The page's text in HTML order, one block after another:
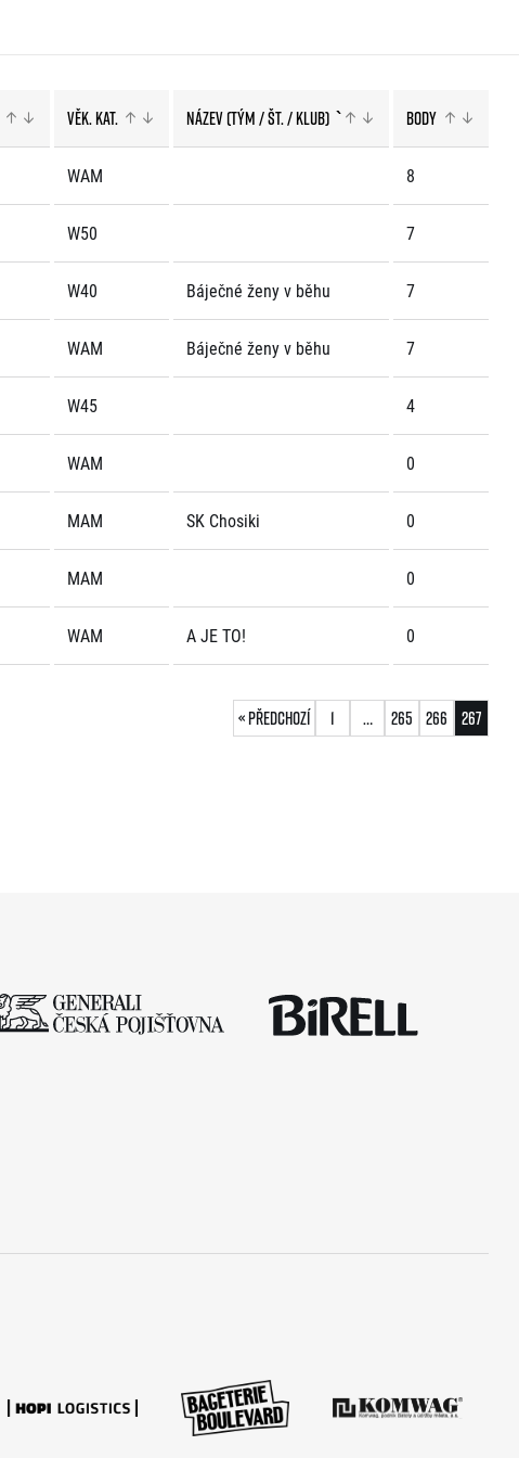
Věk. kat. Název (tým / št. / klub) ` Body
WAM 8
W50 7
W40 Báječné ženy v běhu 7
WAM Báječné ženy v běhu 7
W45 4
WAM 0
MAM SK Chosiki 0
MAM 0
WAM A JE TO! 0
« Předchozí 1 … 265 266 267